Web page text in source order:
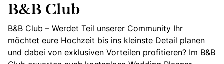
B&B Club
B&B Club – Werdet Teil unserer Community Ihr
möchtet eure Hochzeit bis ins kleinste Detail planen
und dabei von exklusiven Vorteilen profitieren? Im B&B